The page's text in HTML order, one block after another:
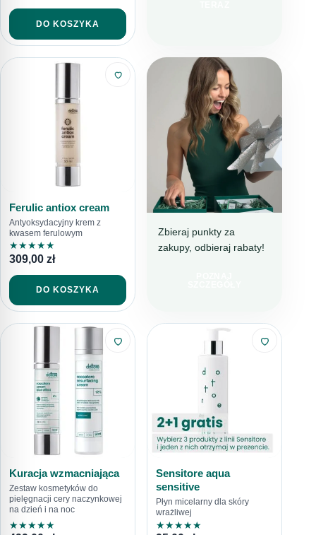
DO KOSZYKA
Ferulic antiox cream
Antyoksydacyjny krem z
kwasem ferulowym
★★★★★
309,00 zł
DO KOSZYKA
DOTTORE CLUB
Zbieraj punkty za
zakupy, odbieraj rabaty!
Kuracja wzmacniająca
Zestaw kosmetyków do
pielęgnacji cery naczynkowej
na dzień i na noc
★★★★★
Sensitore aqua
sensitive
Płyn micelarny dla skóry
wrażliwej
★★★★★